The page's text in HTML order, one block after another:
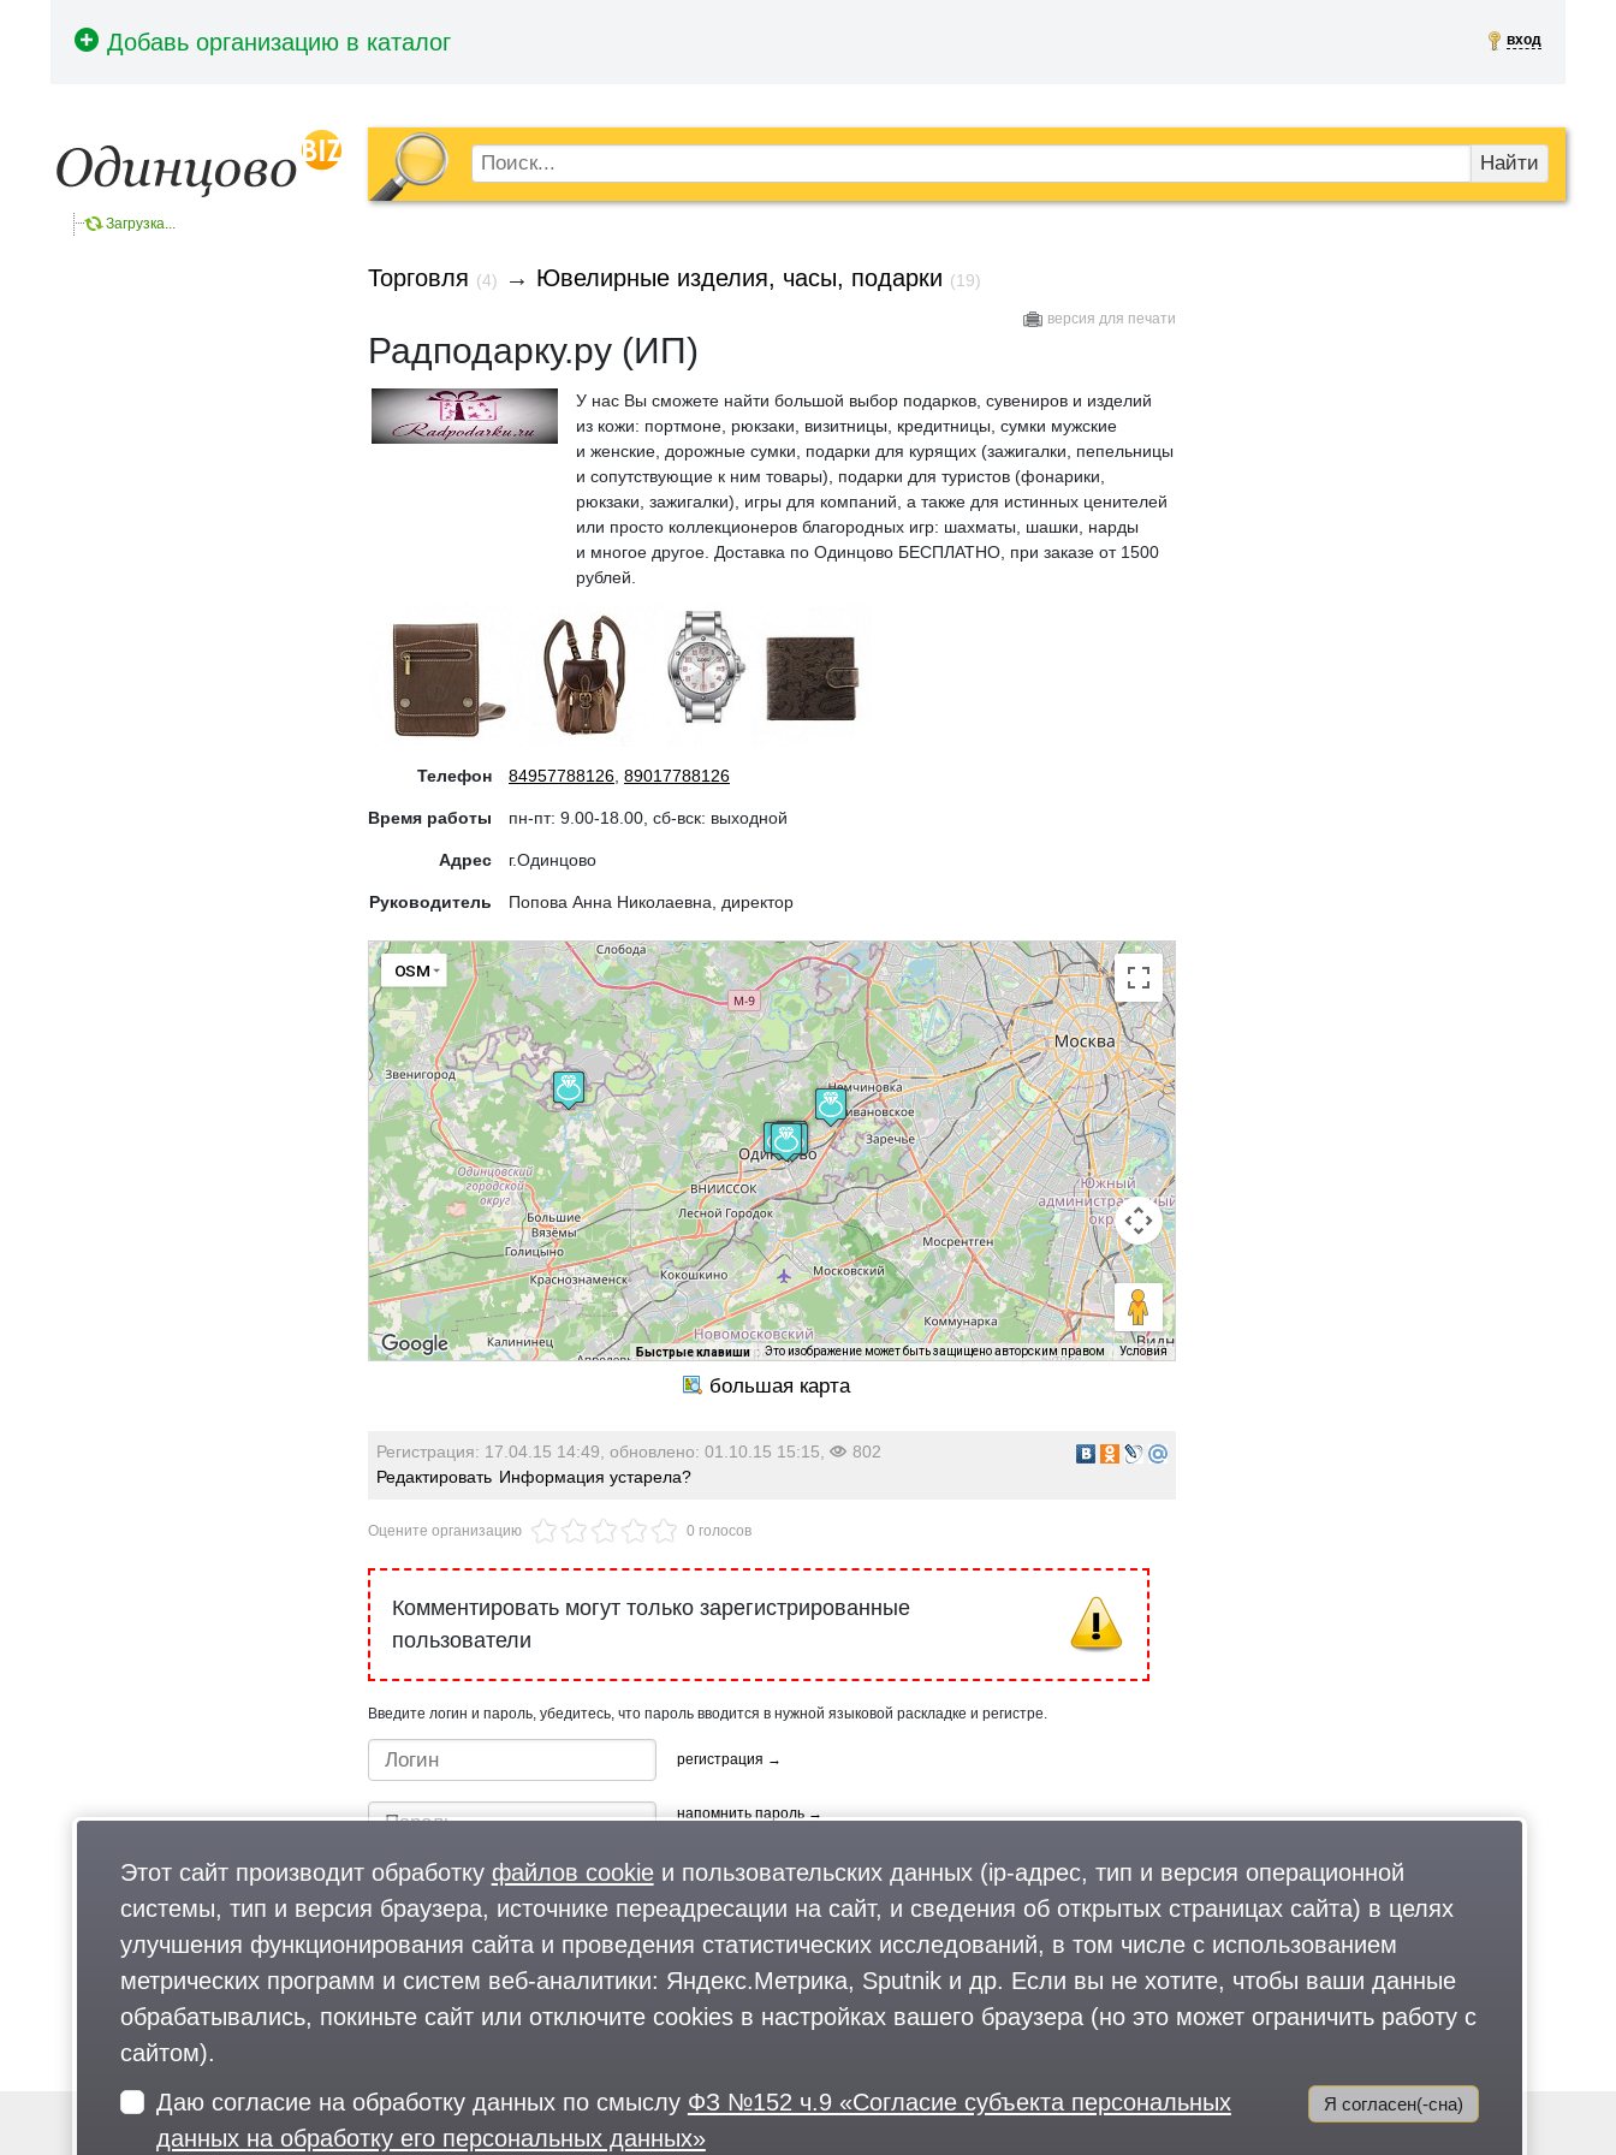
вход
Найти
Загрузка...
Торговля (4) → Ювелирные изделия, часы, подарки (19)
версия для печати
Радподарку.ру (ИП)
У нас Вы сможете найти большой выбор подарков, сувениров и изделий
из кожи: портмоне, рюкзаки, визитницы, кредитницы, сумки мужские
и женские, дорожные сумки, подарки для курящих (зажигалки, пепельницы
и сопутствующие к ним товары), подарки для туристов (фонарики,
рюкзаки, зажигалки), игры для компаний, а также для истинных ценителей
или просто коллекционеров благородных игр: шахматы, шашки, нарды
и многое другое. Доставка по Одинцово БЕСПЛАТНО, при заказе от 1500
рублей.
Телефон 84957788126 89017788126
Время работы пн-пт: 9.00-18.00, сб-вск: выходной
Адрес г.Одинцово
Руководитель Попова Анна Николаевна, директор
OSM
Быстрые клавиши Это изображение может быть защищено авторским правом Условия
Регистрация: 17.04.15 14:49, обновлено: 01.10.15 15:15,
802
Редактировать Информация устарела?
Оцените организацию 0 голосов
Комментировать могут только зарегистрированные
пользователи
Введите логин и пароль, убедитесь, что пароль вводится в нужной языковой раскладке и регистре.
регистрация →
напомнить пароль →
Быстрый вход/регистрация, используя профиль в:
© 2004—2026 Размещение рекламы
Этот сайт производит обработку файлов cookieи пользовательских данных (ip-адрес, тип и версия операционной
системы, тип и версия браузера, источнике переадресации на сайт, и сведения об открытых страницах сайта) в целях
улучшения функционирования сайта и проведения статистических исследований, в том числе с использованием
метрических программ и систем веб-аналитики: Яндекс.Метрика, Sputnik и др. Если вы не хотите, чтобы ваши данные
обрабатывались, покиньте сайт или отключите cookies в настройках вашего браузера (но это может ограничить работу с
сайтом).
Даю согласие на обработку данных по смыслу ФЗ №152 ч.9 «Согласие субъекта персональных
данных на обработку его персональных данных»
Я согласен(-сна)